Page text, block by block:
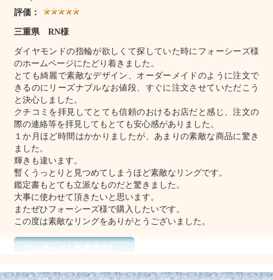
評価：
三重県 RN様
ダイヤモンドの指輪が欲しくて探していた時にフォーシーズ様
のホームページにたどり着きました。
とても綺麗で素敵なデザイン、オーダーメイドのように注文で
きるのにリーズナブルなお値段、すぐに注文させていただこう
と決心しました。
クチコミを拝見してとても信頼のおけるお店だと感じ、注文の
際の連絡等を拝見してもとても安心感がありました。
１か月ほど時間はかかりましたが、あまりの素敵な商品に驚き
ました。
輝きも違います。
暫くうっとりと見つめてしまうほど素敵なリングです。
鑑定書もとても立派なものだと驚きました。
大事に使わせて頂きたいと思います。
またぜひフォーシーズ様で購入したいです。
この度は素敵なリングをありがとうございました。